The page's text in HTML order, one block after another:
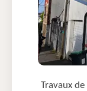
Travaux de